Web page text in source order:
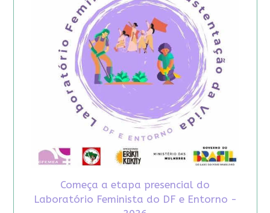
Começa a etapa presencial do
Laboratório Feminista do DF e Entorno -